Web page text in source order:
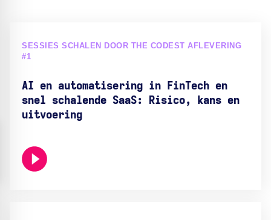
SESSIES SCHALEN DOOR THE CODEST AFLEVERING
#1
AI en automatisering in FinTech en
snel schalende SaaS: Risico, kans en
uitvoering